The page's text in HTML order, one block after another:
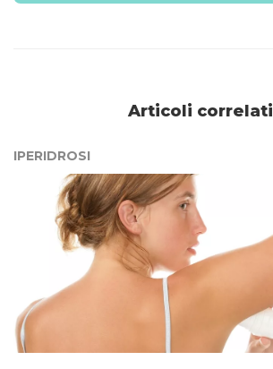
Articoli correlati
IPERIDROSI